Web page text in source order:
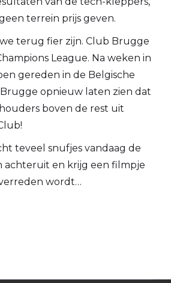
terrein prijs geven.
terug fier zijn. Club Brugge
League. Na weken in
gereden in de Belgische
opnieuw laten zien dat
boven de rest uit
teveel snufjes vandaag de
achteruit en krijg een filmpje
wordt…